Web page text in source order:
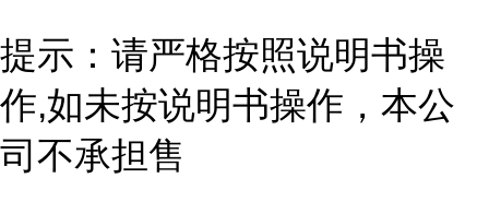
提示：请严格按照说明书操
作,如未按说明书操作，本公
司不承担售